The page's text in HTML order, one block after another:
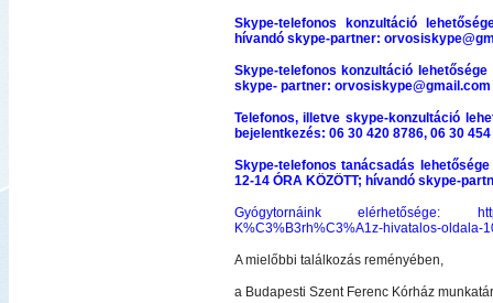
Skype-telefonos konzultáció
hívandó skype-partner:
Skype-telefonos konzultáció
skype- partner: orvosiskype@gmail.com
Telefonos, illetve skype-konzultáció
bejelentkezés: 06 30 420 8786, 06 30
Skype-telefonos tanácsadás
12-14 ÓRA KÖZÖTT; hívandó skype-
Gyógytornáink elérhetősége:
K%C3%B3rh%C3%A1z-hivatalos-oldala-
A mielőbbi találkozás reményében,
a Budapesti Szent Ferenc Kórház